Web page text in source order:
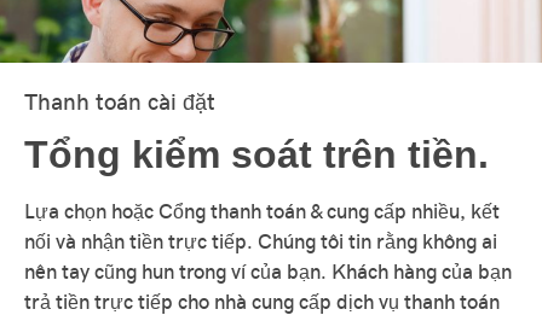
Thanh toán cài đặt
Tổng kiểm soát trên tiền.
Lựa chọn hoặc Cổng thanh toán & cung cấp nhiều, kết
nối và nhận tiền trực tiếp. Chúng tôi tin rằng không ai
nên tay cũng hun trong ví của bạn. Khách hàng của bạn
trả tiền trực tiếp cho nhà cung cấp dịch vụ thanh toán